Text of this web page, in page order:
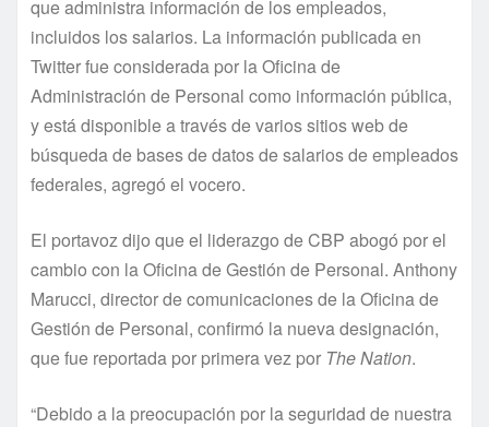
que administra información de los empleados,
incluidos los salarios. La información publicada en
Twitter fue considerada por la Oficina de
Administración de Personal como información pública,
y está disponible a través de varios sitios web de
búsqueda de bases de datos de salarios de empleados
federales, agregó el vocero.
El portavoz dijo que el liderazgo de CBP abogó por el
cambio con la Oficina de Gestión de Personal. Anthony
Marucci, director de comunicaciones de la Oficina de
Gestión de Personal, confirmó la nueva designación,
que fue reportada por primera vez por The Nation.
“Debido a la preocupación por la seguridad de nuestra